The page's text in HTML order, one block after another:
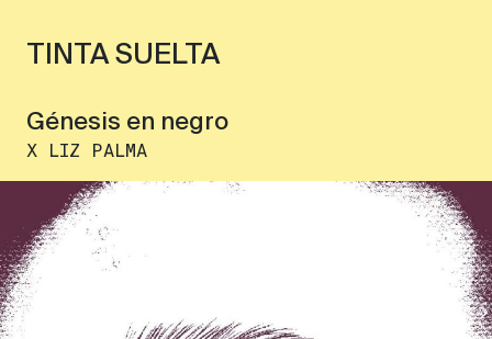
TINTA SUELTA
Génesis en negro
X LIZ PALMA